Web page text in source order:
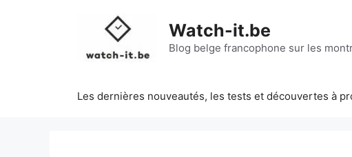
Watch-it.be
Blog belge francophone sur les
Les dernières nouveautés, les tests et découvertes à